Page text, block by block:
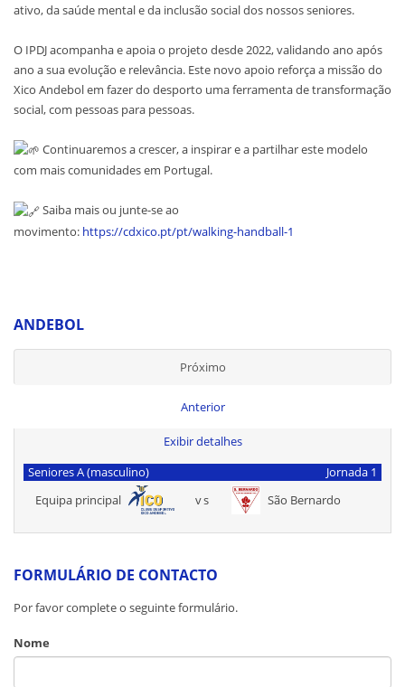
ativo, da saúde mental e da inclusão social dos nossos seniores.
O IPDJ acompanha e apoia o projeto desde 2022, validando ano após
ano a sua evolução e relevância. Este novo apoio reforça a missão do
Xico Andebol em fazer do desporto uma ferramenta de transformação
social, com pessoas para pessoas.
Continuaremos a crescer, a inspirar e a partilhar este modelo
com mais comunidades em Portugal.
Saiba mais ou junte-se ao
movimento: https://cdxico.pt/pt/walking-handball-1
ANDEBOL
Próximo
Anterior
Exibir detalhes
Seniores A (masculino)
Jornada 1
Equipa principal
vs São Bernardo
FORMULÁRIO DE CONTACTO
Por favor complete o seguinte formulário.
Nome